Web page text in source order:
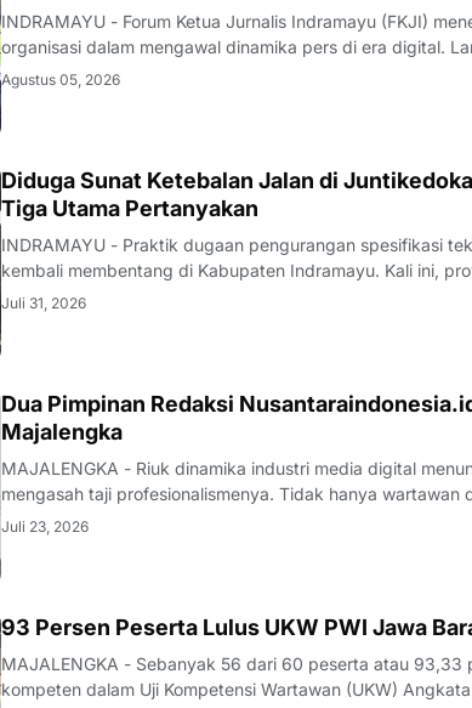
INDRAMAYU - Forum Ketua Jurnalis Indramayu (FKJI)
organisasi dalam mengawal dinamika pers di era digital.
rapat konsolidasi internal bertempat di Rumah Makan
Agustus 05, 2026
Diduga Sunat Ketebalan Jalan di
Tiga Utama Pertanyakan
INDRAMAYU - Praktik dugaan pengurangan spesifikasi
kembali membentang di Kabupaten Indramayu. Kali ini,
Desa Juntikedokan I, Kecamatan Juntinyuat, berada di
Juli 31, 2026
Dua Pimpinan Redaksi
Majalengka
MAJALENGKA - Riuk dinamika industri media digital
mengasah taji profesionalismenya. Tidak hanya wartawan
nakhoda redaksi pun merasa perlu kembali bercermin dan
Juli 23, 2026
93 Persen Peserta Lulus UKW PWI Jawa
MAJALENGKA - Sebanyak 56 dari 60 peserta atau 93,33
kompeten dalam Uji Kompetensi Wartawan (UKW)